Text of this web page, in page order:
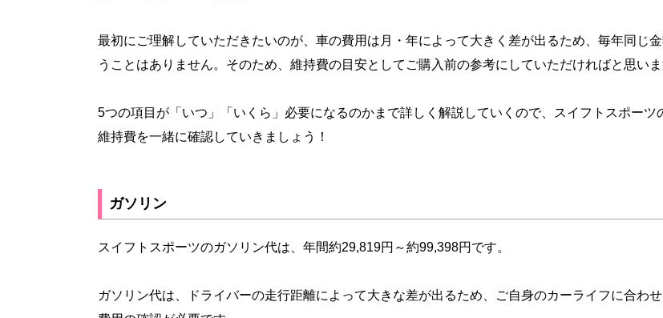
最初にご理解していただきたいのが、車の費用は月・年によって大きく差が出るため、毎年同じ
うことはありません。そのため、維持費の目安としてご購入前の参考にしていただければと思いま
5つの項目が「いつ」「いくら」必要になるのかまで詳しく解説していくので、スイフトスポーツ
維持費を一緒に確認していきましょう！
ガソリン
スイフトスポーツのガソリン代は、年間約29,819円～約99,398円です。
ガソリン代は、ドライバーの走行距離によって大きな差が出るため、ご自身のカーライフに合わ